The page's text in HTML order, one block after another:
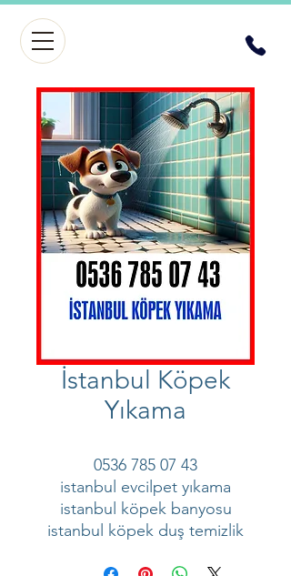
İstanbul Köpek
Yıkama
0536 785 07 43
istanbul evcilpet yıkama
istanbul köpek banyosu
istanbul köpek duş temizlik